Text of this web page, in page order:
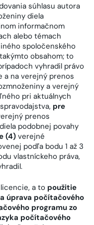
súhlasu autora
diela
informačnom
alebo témach
spoločenského
obsahom; to
vyhradil právo
a na verejný prenos
a verejný
pri aktuálnych
pre
prenos
podobnej povahy
(4) verejné
podľa bodu 1 až 3
vlastníckeho práva,
a to použitie
úprava počítačového
programu zo
počítačového